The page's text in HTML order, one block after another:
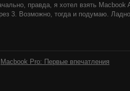
правда, я хотел взять
3. Возможно, тогда и подумаю.
Macbook Pro: Первые впечатления